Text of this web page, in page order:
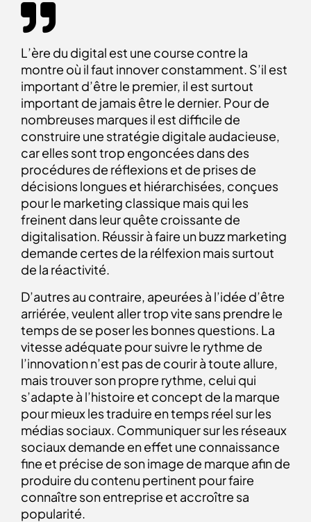
L’ère du digital est une course contre la
montre où il faut innover constamment. S’il est
important d’être le premier, il est surtout
important de jamais être le dernier. Pour de
nombreuses marques il est difficile de
construire une stratégie digitale audacieuse,
car elles sont trop engoncées dans des
procédures de réflexions et de prises de
décisions longues et hiérarchisées, conçues
pour le marketing classique mais qui les
freinent dans leur quête croissante de
digitalisation. Réussir à faire un buzz marketing
demande certes de la rélfexion mais surtout
de la réactivité.
D’autres au contraire, apeurées à l’idée d’être
arriérée, veulent aller trop vite sans prendre le
temps de se poser les bonnes questions. La
vitesse adéquate pour suivre le rythme de
l’innovation n’est pas de courir à toute allure,
mais trouver son propre rythme, celui qui
s’adapte à l’histoire et concept de la marque
pour mieux les traduire en temps réel sur les
médias sociaux. Communiquer sur les réseaux
sociaux demande en effet une connaissance
fine et précise de son image de marque afin de
produire du contenu pertinent pour faire
connaître son entreprise et accroître sa
popularité.